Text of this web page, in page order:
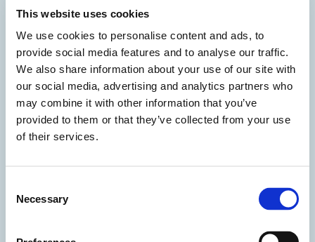
This website uses cookies
We use cookies to personalise content and ads, to
provide social media features and to analyse our traffic.
We also share information about your use of our site with
our social media, advertising and analytics partners who
may combine it with other information that you’ve
provided to them or that they’ve collected from your use
of their services.
Selection
Necessary
in particolare le sale operatorie, c’è un’esigenza
fondamentale che non si può trascurare:
tutelaresia lasicurezza degli operatoriche
quelladelle persone assistite, senza trascurare
ilcomforte la funzionalitàdi chi deve indossare
per lungo tempo dispositivi come i camici.
privilegiando tessuti riutilizzabili con l’obiettivo